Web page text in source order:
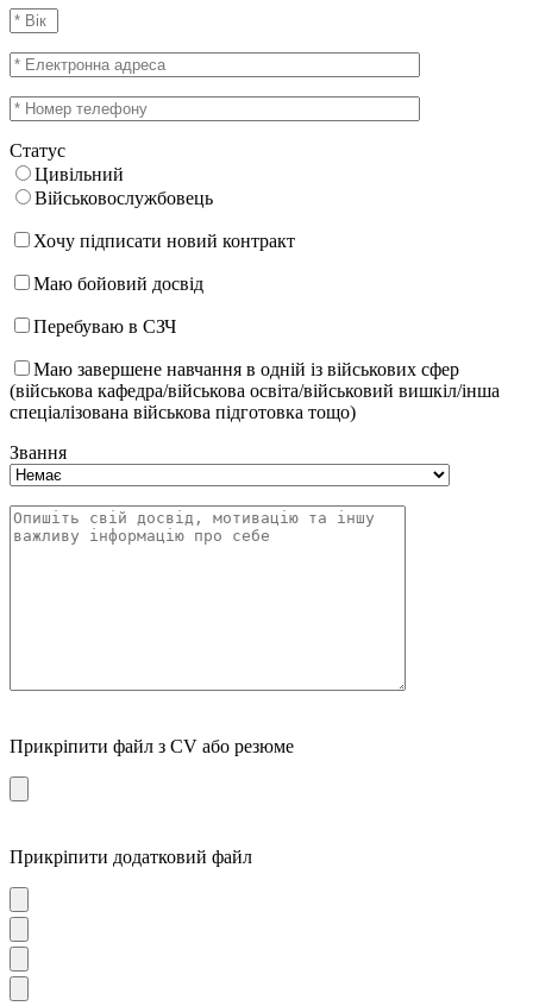
Статус
Цивільний
Військовослужбовець
Хочу підписати новий контракт
Маю бойовий досвід
Перебуваю в СЗЧ
Маю завершене навчання в одній із військових сфер
(військова кафедра/військова освіта/військовий вишкіл/інша
спеціалізована військова підготовка тощо)
Звання
Прикріпити файл з CV або резюме
Прикріпити додатковий файл